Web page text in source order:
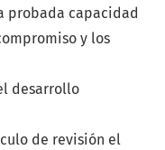
probada capacidad
y los
desarrollo
de revisión el